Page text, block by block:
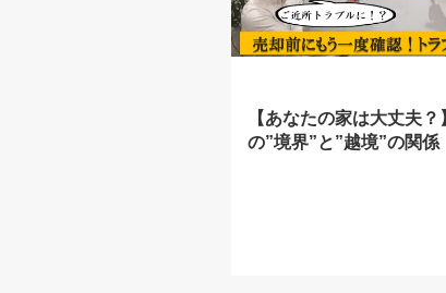
【あなたの家は大丈夫
の”境界”と”越境”の関係